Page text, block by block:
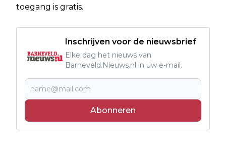
toegang is gratis.
Inschrijven voor de nieuwsbrief
Elke dag het nieuws van
Barneveld.Nieuws.nl in uw e-mail.
Abonneren